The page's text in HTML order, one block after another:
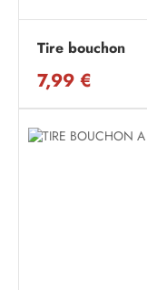
Tire bouchon
7,99 €